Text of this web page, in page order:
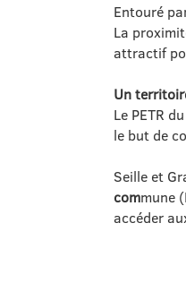
Entouré
La
attractif
Un
Le PETR
le but de
Seille et
commune
accéder